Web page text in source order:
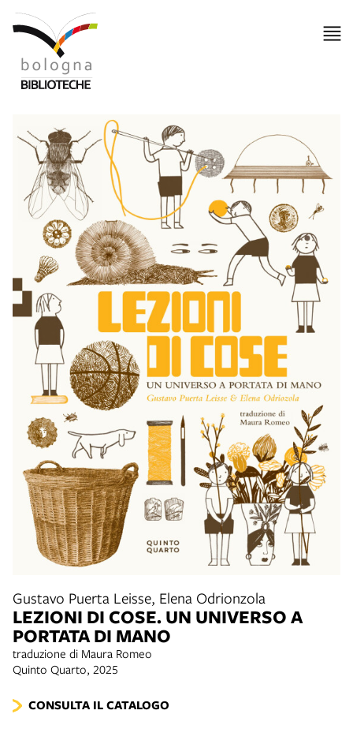
Gustavo Puerta Leisse, Elena Odrionzola
LEZIONI DI COSE. UN UNIVERSO A
PORTATA DI MANO
traduzione di Maura Romeo
Quinto Quarto, 2025
CONSULTA IL CATALOGO